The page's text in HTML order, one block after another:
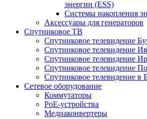
энергии (ESS)
Системы накопления
Аксессуары для генераторов
Спутниковое ТВ
Спутниковое телевидение
Спутниковое телевидение
Спутниковое телевидение
Спутниковое телевидение
Спутниковое телевидение в
Сетевое оборудование
Коммутаторы
PoE-устройства
Медиаконвертеры